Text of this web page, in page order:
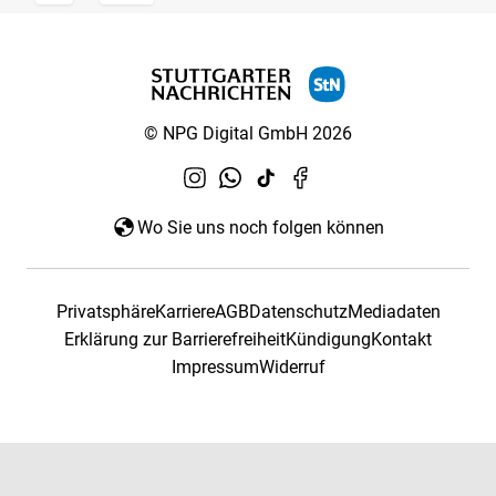
© NPG Digital GmbH 2026
Wo Sie uns noch folgen können
PrivatsphäreKarriereAGBDatenschutzMediadaten
Erklärung zur BarrierefreiheitKündigungKontakt
ImpressumWiderruf